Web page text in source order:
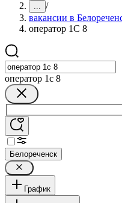
... /
вакансии в
оператор 1С 8
оператор 1с 8
Белореченск
График